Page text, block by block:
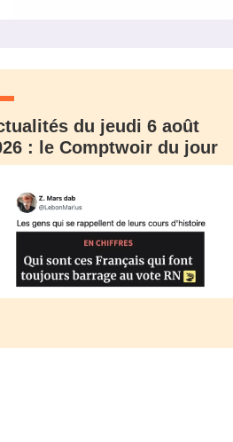
du jeudi 6 août
: le Comptwoir du jour